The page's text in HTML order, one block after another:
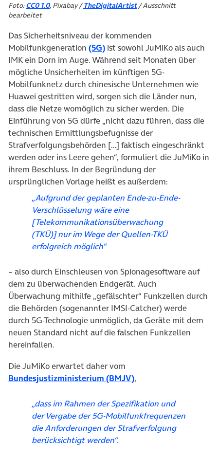
Foto:CC0 1.0, Pixabay /TheDigitalArtist/ Ausschnitt
bearbeitet
Das Sicherheitsniveau der kommenden
Mobilfunkgeneration (5G)(öffnet in neuem Tab)
ist sowohl JuMiKo als auch
IMK ein Dorn im Auge. Während seit Monaten über
mögliche Unsicherheiten im künftigen 5G-
Mobilfunknetz durch chinesische Unternehmen wie
Huawei gestritten wird, sorgen sich die Länder nun,
dass die Netze womöglich zu sicher werden. Die
Einführung von 5G dürfe „nicht dazu führen, dass die
technischen Ermittlungsbefugnisse der
Strafverfolgungsbehörden […] faktisch eingeschränkt
werden oder ins Leere gehen“, formuliert die JuMiKo in
ihrem Beschluss. In der Begründung der
ursprünglichen Vorlage heißt es außerdem:
„Aufgrund der geplanten Ende-zu-Ende-
Verschlüsselung wäre eine
[Telekommunikationsüberwachung
(TKÜ)] nur im Wege der Quellen-TKÜ
erfolgreich möglich“
– also durch Einschleusen von Spionagesoftware auf
dem zu überwachenden Endgerät. Auch
Überwachung mithilfe „gefälschter“ Funkzellen durch
die Behörden (sogenannter IMSI-Catcher) werde
durch 5G-Technologie unmöglich, da Geräte mit dem
neuen Standard nicht auf die falschen Funkzellen
hereinfallen.
Die JuMiKo erwartet daher vom
Bundesjustizministerium (BMJV)(öffnet in neuem Tab)
,
„dass im Rahmen der Spezifikation und
der Vergabe der 5G-Mobilfunkfrequenzen
die Anforderungen der Strafverfolgung
berücksichtigt werden“.